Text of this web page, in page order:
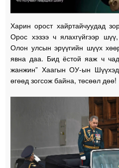
Харин орост хайртайчуудад
Орос хэзээ ч ялахгүйгээр
Олон улсын эрүүгийн шүүх
явна даа. Бид ёстой яаж ч
жанжин” Хаагын ОУ-ын Шүүхэд
өгөөд зогсож байна, төсөөл дөө!